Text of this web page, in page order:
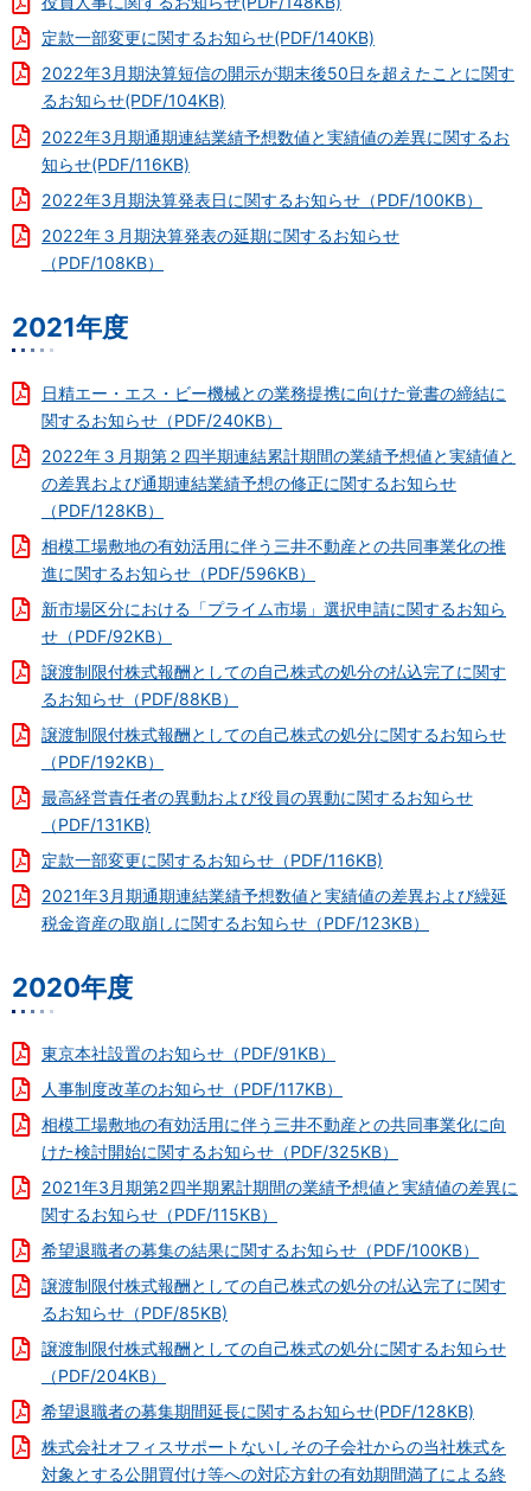
定款一部変更に関するお知らせ(PDF/140KB)
2022年3月期決算短信の開示が期末後50日を超えたことに関す
るお知らせ(PDF/104KB)
2022年3月期通期連結業績予想数値と実績値の差異に関するお
知らせ(PDF/116KB)
2022年3月期決算発表日に関するお知らせ（PDF/100KB）
2022年３月期決算発表の延期に関するお知らせ
（PDF/108KB）
2021年度
日精エー・エス・ビー機械との業務提携に向けた覚書の締結に
関するお知らせ（PDF/240KB）
2022年３月期第２四半期連結累計期間の業績予想値と実績値と
の差異および通期連結業績予想の修正に関するお知らせ
（PDF/128KB）
相模工場敷地の有効活用に伴う三井不動産との共同事業化の推
進に関するお知らせ（PDF/596KB）
新市場区分における「プライム市場」選択申請に関するお知ら
せ（PDF/92KB）
譲渡制限付株式報酬としての自己株式の処分の払込完了に関す
るお知らせ（PDF/88KB）
譲渡制限付株式報酬としての自己株式の処分に関するお知らせ
（PDF/192KB）
最高経営責任者の異動および役員の異動に関するお知らせ
（PDF/131KB)
定款一部変更に関するお知らせ（PDF/116KB)
2021年3月期通期連結業績予想数値と実績値の差異および繰延
税金資産の取崩しに関するお知らせ（PDF/123KB）
2020年度
東京本社設置のお知らせ（PDF/91KB）
人事制度改革のお知らせ（PDF/117KB）
相模工場敷地の有効活用に伴う三井不動産との共同事業化に向
けた検討開始に関するお知らせ（PDF/325KB）
2021年3月期第2四半期累計期間の業績予想値と実績値の差異に
関するお知らせ（PDF/115KB）
希望退職者の募集の結果に関するお知らせ（PDF/100KB）
譲渡制限付株式報酬としての自己株式の処分の払込完了に関す
るお知らせ（PDF/85KB)
譲渡制限付株式報酬としての自己株式の処分に関するお知らせ
（PDF/204KB）
希望退職者の募集期間延長に関するお知らせ(PDF/128KB)
株式会社オフィスサポートないしその子会社からの当社株式を
対象とする公開買付け等への対応方針の有効期間満了による終